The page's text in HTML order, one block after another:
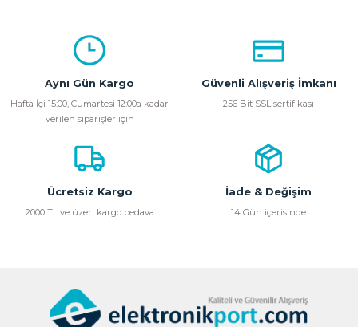
kullanarak tarafımıza iletebilirsiniz.
Görüş ve önerileriniz için teşekkür ederiz.
Ürün açıklamasında eksik bilgiler bulunuyor.
Ürün bilgilerinde hatalar bulunuyor.
Ürün fiyatı diğer sitelerden daha pahalı.
Bu ürüne benzer farklı alternatifler olmalı.
Aynı Gün Kargo
Hafta İçi 15:00, Cumartesi 12:00a kadar
verilen siparişler için
Güvenli Alışveriş İmkanı
256 Bit SSL sertifikası
Ücretsiz Kargo
2000 TL ve üzeri kargo bedava
İade & Değişim
14 Gün içerisinde